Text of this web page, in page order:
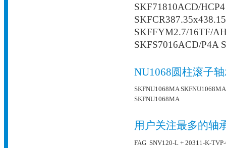
SKF71810ACD/
SKFFYM2.7/16TF/
SKFS7016ACD/P4A
NU1068圆柱滚子
SKFNU1068MA SKFNU1068MA
SKFNU1068MA
用户关注最多的轴
FAG SNV120-L + 20311-K-